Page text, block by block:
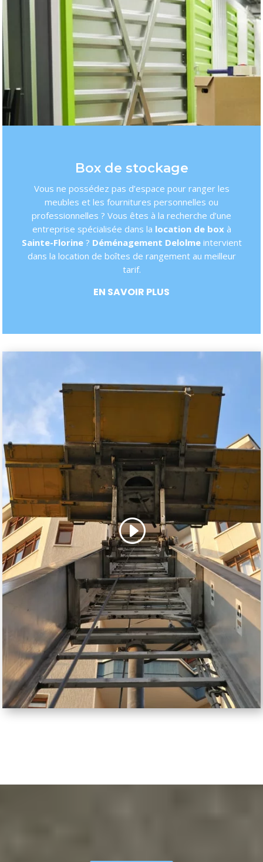
Box de stockage
Vous ne possédez pas d’espace pour ranger les
meubles et les fournitures personnelles ou
professionnelles ? Vous êtes à la recherche d’une
entreprise spécialisée dans la location de boxà
Sainte-Florine? Déménagement Delolmeintervient
dans la location de boîtes de rangement au meilleur
tarif.
EN SAVOIR PLUS